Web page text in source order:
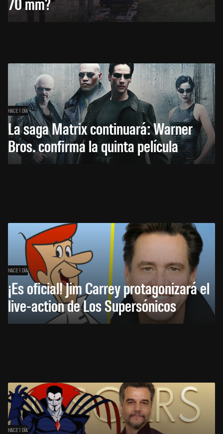
HACE 1 DÍA
La saga Matrix continuará: Warner
Bros. confirma la quinta película
HACE 1 DÍA
¡Es oficial! Jim Carrey protagonizará el
live-action de Los Supersónicos
HACE 1 DÍA